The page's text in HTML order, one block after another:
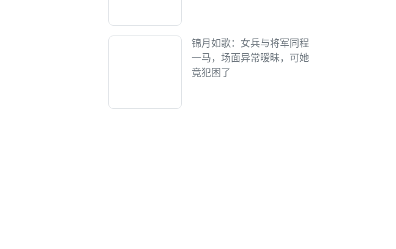
锦月如歌：女兵与将军同程
一马，场面异常暧昧，可她
竟犯困了